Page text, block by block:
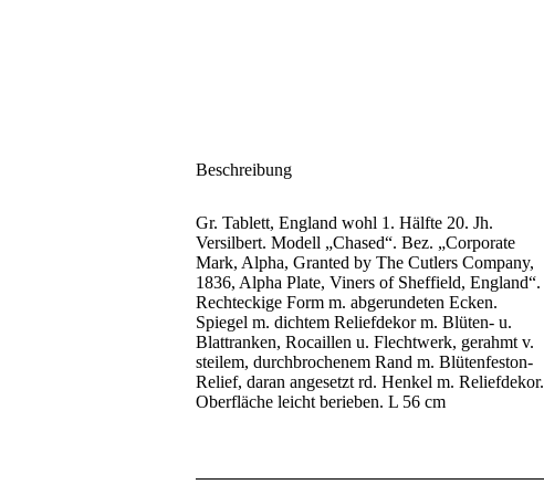
Beschreibung
Gr. Tablett, England wohl 1. Hälfte 20. Jh.
Versilbert. Modell „Chased“. Bez. „Corporate
Mark, Alpha, Granted by The Cutlers Company,
1836, Alpha Plate, Viners of Sheffield, England“.
Rechteckige Form m. abgerundeten Ecken.
Spiegel m. dichtem Reliefdekor m. Blüten- u.
Blattranken, Rocaillen u. Flechtwerk, gerahmt v.
steilem, durchbrochenem Rand m. Blütenfeston-
Relief, daran angesetzt rd. Henkel m. Reliefdekor.
Oberfläche leicht berieben. L 56 cm